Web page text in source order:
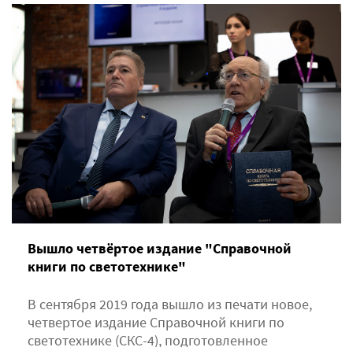
Вышло четвёртое издание "Справочной
книги по светотехнике"
В сентября 2019 года вышло из печати новое,
четвертое издание Справочной книги по
светотехнике (СКС-4), подготовленное